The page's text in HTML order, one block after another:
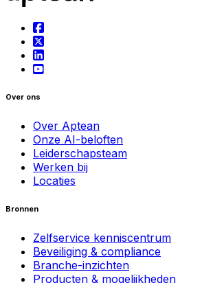
Over ons
Over Aptean
Onze AI-beloften
Leiderschapsteam
Werken bij
Locaties
Bronnen
Zelfservice kenniscentrum
Beveiliging & compliance
Branche-inzichten
Producten & mogelijkheden